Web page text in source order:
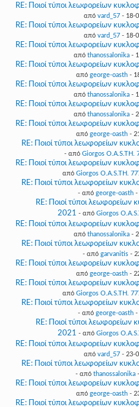
RE: Ποιοί τύποι λεωφορείων
από vard_57- 18-
RE: Ποιοί τύποι λεωφορείων
από vard_57- 18-
RE: Ποιοί τύποι λεωφορείων
από thanossalonika -
RE: Ποιοί τύποι λεωφορείων
από george-oasth-
RE: Ποιοί τύποι λεωφορείων
από thanossalonika -
RE: Ποιοί τύποι λεωφορείων
από thanossalonika -
RE: Ποιοί τύποι λεωφορείων
από george-oasth-
RE: Ποιοί τύποι λεωφορείων
- από Giorgos O.A.S.TH.
RE: Ποιοί τύποι λεωφορείων
από Giorgos O.A.S.TH.
RE: Ποιοί τύποι λεωφορείων
- από george-oasth-
RE: Ποιοί τύποι
2021 - από Giorgos
RE: Ποιοί τύποι λεωφορείων
από thanossalonika -
RE: Ποιοί τύποι λεωφορείων
- από garvanitis -
RE: Ποιοί τύποι λεωφορείων
από george-oasth-
RE: Ποιοί τύποι λεωφορείων
από Giorgos O.A.S.TH.
RE: Ποιοί τύποι λεωφορείων
- από george-oasth-
RE: Ποιοί τύποι
2021 - από Giorgos
RE: Ποιοί τύποι λεωφορείων
από vard_57- 23-
RE: Ποιοί τύποι λεωφορείων
- από thanossalonika
RE: Ποιοί τύποι λεωφορείων
από george-oasth-
RE: Ποιοί τύποι λεωφορείων